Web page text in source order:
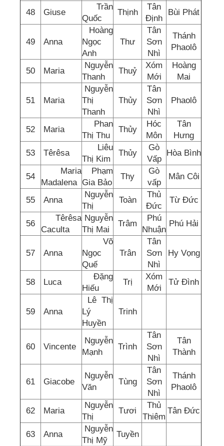
48 Giuse
Trần
Quốc
Thịnh
Tân
Định
Bùi Phát
49 Anna
Hoàng
Ngọc
Anh
Thư
Tân
Sơn
Nhì
Thánh
Phaolô
50 Maria
Nguyễn
Thanh
Thuỷ
Xóm
Mới
Hoàng
Mai
51 Maria
Nguyễn
Thị
Thanh
Thủy
Tân
Sơn
Nhì
Phaolô
52 Maria
Phan
Thị Thu
Thủy
Hóc
Môn
Tân
Hưng
53
Têrêsa
Liêu
Thị Kim
Thủy
Gò
Vấp
Hòa Bình
54
Maria
Madalena
Phạm
Gia Bảo
Thy
Gò
vấp
Mân Côi
55 Anna
Nguyễn
Thị
Toàn
Thủ
Đức
Từ Đức
56
Têrêsa
Caculta
Nguyễn
Thị Mai
Trâm
Phú
Nhuận
Phú Hải
57 Anna
Võ
Ngọc
Quế
Trân
Tân
Sơn
Nhì
Hy Vọng
58 Luca
Đặng
Hiếu
Trị
Xóm
Mới
Tử Đình
59 Anna
Lê Thị
Lý
Huyền
Trinh
60 Vincente
Nguyễn
Mạnh
Trình
Tân
Sơn
Nhì
Tân
Thành
61 Giacobe
Nguyễn
Văn
Tùng
Tân
Sơn
Nhì
Thánh
Phaolô
62 Maria
Nguyễn
Thị
Tươi
Thủ
Thiêm
Tân Đức
63 Anna
Nguyễn
Thị Mỹ
Tuyền